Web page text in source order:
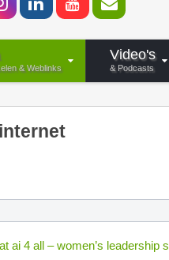
& Weblinks
Video's
& Podcasts
ai 4 all – women’s leadership